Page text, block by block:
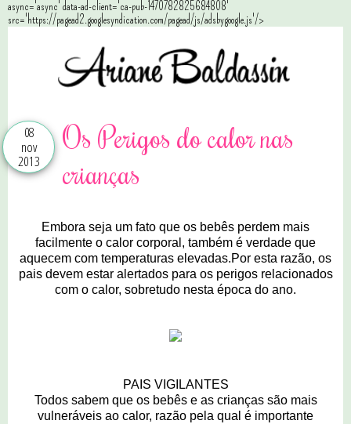
async='async' data-ad-client='ca-pub-1470782825684808'
src='https://pagead2.googlesyndication.com/pagead/js/adsbygoogle.js'/>
08
nov
2013
Os Perigos do calor nas
crianças
Embora seja um fato que os bebês perdem mais
facilmente o calor corporal, também é verdade que
aquecem com temperaturas elevadas.Por esta razão, os
pais devem estar alertados para os perigos relacionados
com o calor, sobretudo nesta época do ano.
PAIS VIGILANTES
Todos sabem que os bebês e as crianças são mais
vulneráveis ao calor, razão pela qual é importante